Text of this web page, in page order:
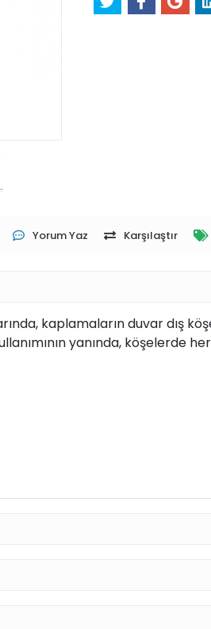
Yorum Yaz Karşılaştır
kaplamaların duvar dış
yanında,